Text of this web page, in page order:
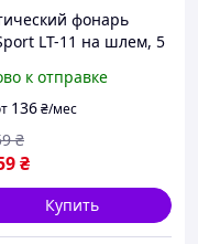
фонарь
LT-11 на шлем, 5
зеленый,
ИК), цвет койот
к отправке
136₴/мес
₴
₴
Купить